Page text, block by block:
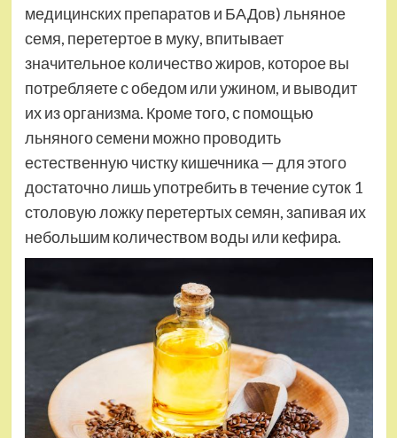
медицинских препаратов и БАДов) льняное
семя, перетертое в муку, впитывает
значительное количество жиров, которое вы
потребляете с обедом или ужином, и выводит
их из организма. Кроме того, с помощью
льняного семени можно проводить
естественную чистку кишечника — для этого
достаточно лишь употребить в течение суток 1
столовую ложку перетертых семян, запивая их
небольшим количеством воды или кефира.